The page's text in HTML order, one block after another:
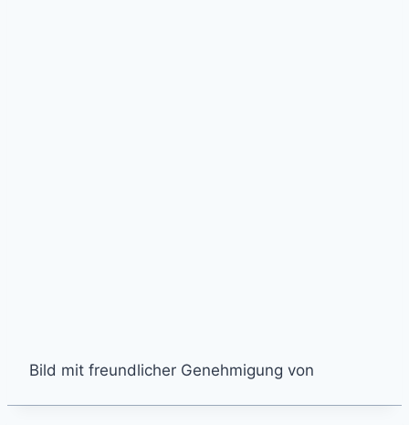
Bild mit freundlicher Genehmigung von